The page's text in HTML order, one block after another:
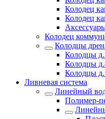
Колодец
Колодец
Колодец
Колодцы
Колодцы
Колодцы
Колодцы
Ливневая система
Линейный
Полимер-